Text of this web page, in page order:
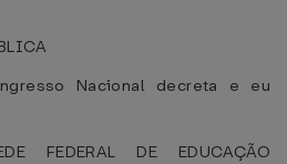
Nacional decreta e eu
FEDERAL DE EDUCAÇÃO